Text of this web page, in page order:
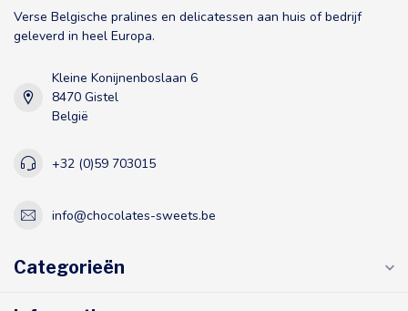
Verse Belgische pralines en delicatessen aan huis of bedrijf
geleverd in heel Europa.
Kleine Konijnenboslaan 6
8470 Gistel
België
+32 (0)59 703015
info@chocolates-sweets.be
Categorieën